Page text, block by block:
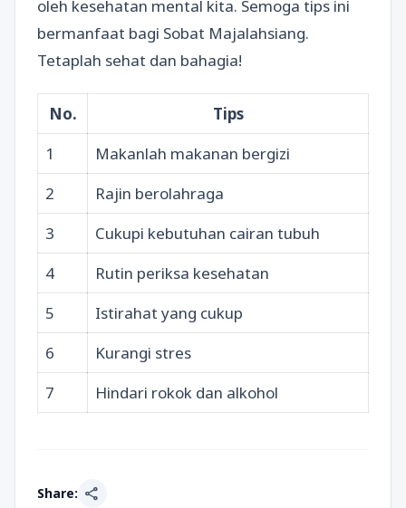
oleh kesehatan mental kita. Semoga tips ini
bermanfaat bagi Sobat Majalahsiang.
Tetaplah sehat dan bahagia!
No.
Tips
1
Makanlah makanan bergizi
2
Rajin berolahraga
3
Cukupi kebutuhan cairan tubuh
4
Rutin periksa kesehatan
5
Istirahat yang cukup
6
Kurangi stres
7
Hindari rokok dan alkohol
Share: share